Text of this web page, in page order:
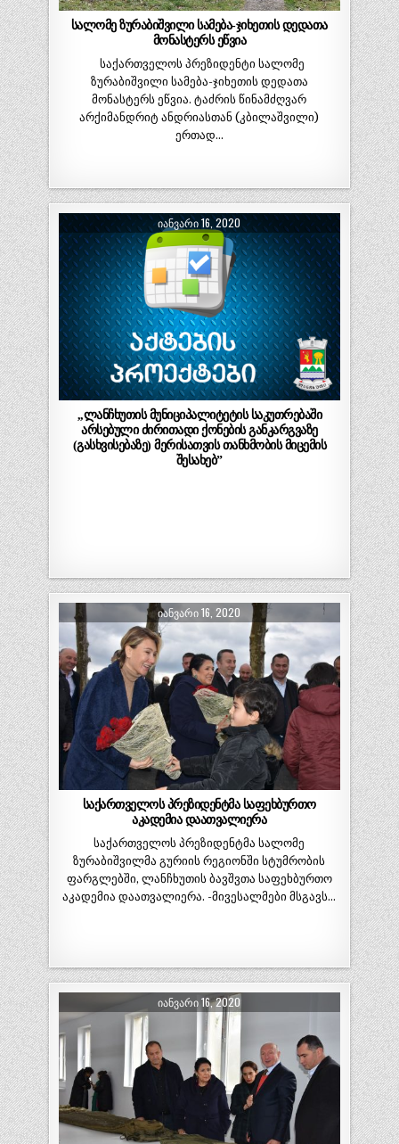
სალომე ზურაბიშვილი სამება-ჯიხეთის დედათა
მონასტერს ეწვია
საქართველოს პრეზიდენტი სალომე
ზურაბიშვილი სამება-ჯიხეთის დედათა
მონასტერს ეწვია. ტაძრის წინამძღვარ
არქიმანდრიტ ანდრიასთან (კბილაშვილი)
ერთად…
ᲘᲐᲜᲕᲐᲠᲘ 16, 2020
,,ლანჩხუთის მუნიციპალიტეტის საკუთრებაში
არსებული ძირითადი ქონების განკარგვაზე
(გასხვისებაზე) მერისათვის თანხმობის მიცემის
შესახებ”
ᲘᲐᲜᲕᲐᲠᲘ 16, 2020
საქართველოს პრეზიდენტმა საფეხბურთო
აკადემია დაათვალიერა
საქართველოს პრეზიდენტმა სალომე
ზურაბიშვილმა გურიის რეგიონში სტუმრობის
ფარგლებში, ლანჩხუთის ბავშვთა საფეხბურთო
აკადემია დაათვალიერა. -მივესალმები მსგავს…
ᲘᲐᲜᲕᲐᲠᲘ 16, 2020